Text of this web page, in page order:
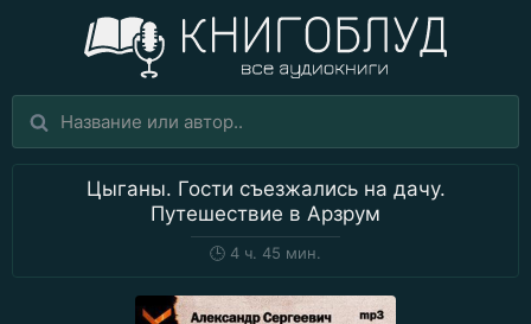
Цыганы. Гости съезжались на дачу.
Путешествие в Арзрум
🕒 4 ч. 45 мин.